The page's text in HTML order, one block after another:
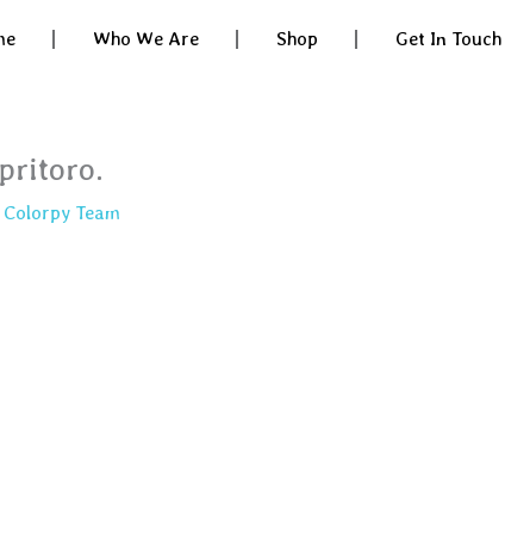
Who We Are Shop Get In Touch
Colorpy Team